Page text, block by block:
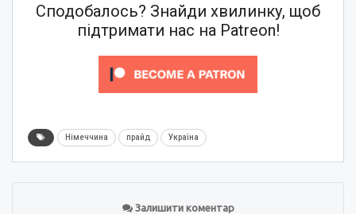
Сподобалось? Знайди хвилинку, щоб
підтримати нас на Patreon!
Німеччина прайд Україна
Залишити коментар